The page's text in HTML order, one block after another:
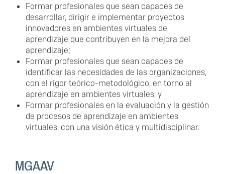
Formar profesionales que sean capaces de
desarrollar, dirigir e implementar proyectos
innovadores en ambientes virtuales de
aprendizaje que contribuyen en la mejora del
aprendizaje;
Formar profesionales que sean capaces de
identificar las necesidades de las organizaciones,
con el rigor teórico-metodológico, en torno al
aprendizaje en ambientes virtuales, y
Formar profesionales en la evaluación y la gestión
de procesos de aprendizaje en ambientes
virtuales, con una visión ética y multidisciplinar.
MGAAV